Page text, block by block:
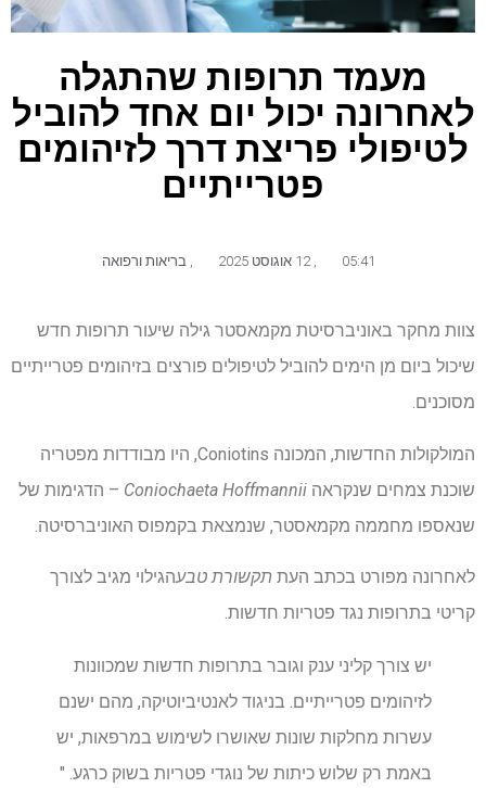
מעמד תרופות שהתגלה
לאחרונה יכול יום אחד להוביל
לטיפולי פריצת דרך לזיהומים
פטרייתיים
05:41 בריאות ורפואה
צוות מחקר באוניברסיטת מקמאסטר גילה שיעור תרופות חדש
שיכול ביום מן הימים להוביל לטיפולים פורצים בזיהומים פטרייתיים
מסוכנים.
המולקולות החדשות, המכונה Coniotins, היו מבודדות מפטריה
שוכנת צמחים שנקראה Coniochaeta Hoffmannii – הדגימות של
שנאספו מחממה מקמאסטר, שנמצאת בקמפוס האוניברסיטה.
לאחרונה מפורט בכתב העת תקשורת טבעהגילוי מגיב לצורך
קריטי בתרופות נגד פטריות חדשות.
יש צורך קליני ענק וגובר בתרופות חדשות שמכוונות
לזיהומים פטרייתיים. בניגוד לאנטיביוטיקה, מהם ישנם
עשרות מחלקות שונות שאושרו לשימוש במרפאות, יש
באמת רק שלוש כיתות של נוגדי פטריות בשוק כרגע. "